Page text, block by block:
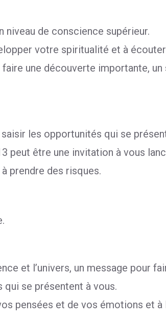
niveau de conscience supérieur.
votre spiritualité et à
une découverte importante,
les opportunités qui se
être une invitation à vous
prendre des risques.
et l’univers, un message pour
qui se présentent à vous.
pensées et de vos émotions et